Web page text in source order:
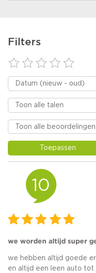
Filters
Toepassen
10
we worden altijd super
we hebben altijd goede
en altijd een leen auto tot